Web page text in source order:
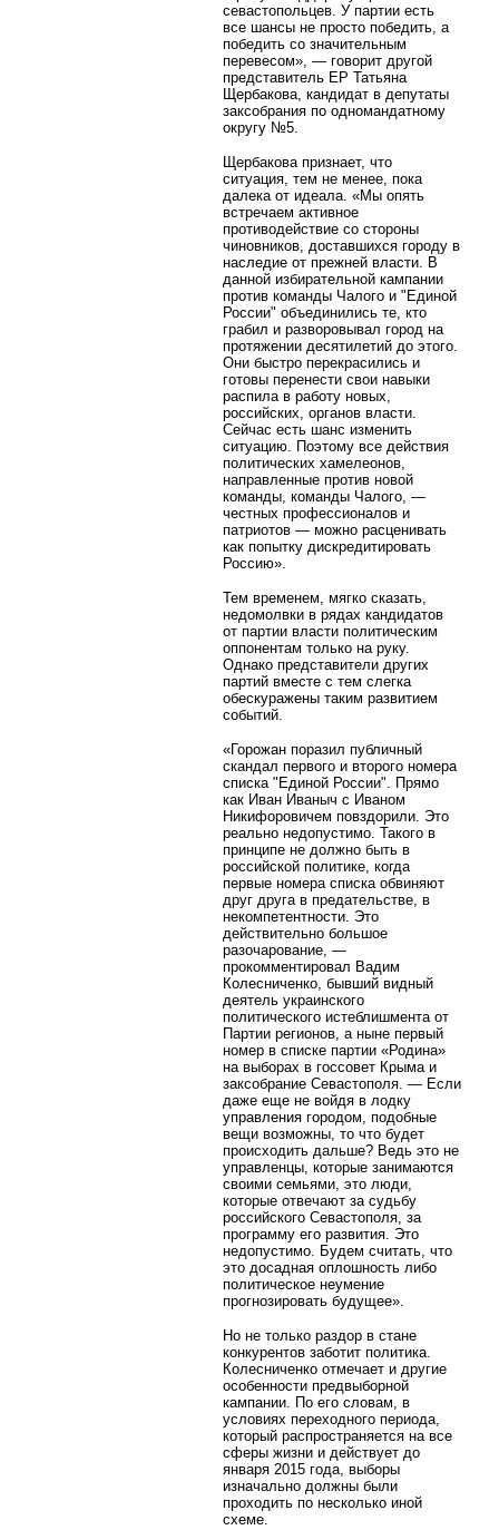
севастопольцев. У партии есть
все шансы не просто победить, а
победить со значительным
перевесом», — говорит другой
представитель ЕР Татьяна
Щербакова, кандидат в депутаты
заксобрания по одномандатному
округу №5.
Щербакова признает, что
ситуация, тем не менее, пока
далека от идеала. «Мы опять
встречаем активное
противодействие со стороны
чиновников, доставшихся городу в
наследие от прежней власти. В
данной избирательной кампании
против команды Чалого и "Единой
России" объединились те, кто
грабил и разворовывал город на
протяжении десятилетий до этого.
Они быстро перекрасились и
готовы перенести свои навыки
распила в работу новых,
российских, органов власти.
Сейчас есть шанс изменить
ситуацию. Поэтому все действия
политических хамелеонов,
направленные против новой
команды, команды Чалого, —
честных профессионалов и
патриотов — можно расценивать
как попытку дискредитировать
Россию».
Тем временем, мягко сказать,
недомолвки в рядах кандидатов
от партии власти политическим
оппонентам только на руку.
Однако представители других
партий вместе с тем слегка
обескуражены таким развитием
событий.
«Горожан поразил публичный
скандал первого и второго номера
списка "Единой России". Прямо
как Иван Иваныч с Иваном
Никифоровичем повздорили. Это
реально недопустимо. Такого в
принципе не должно быть в
российской политике, когда
первые номера списка обвиняют
друг друга в предательстве, в
некомпетентности. Это
действительно большое
разочарование, —
прокомментировал Вадим
Колесниченко, бывший видный
деятель украинского
политического истеблишмента от
Партии регионов, а ныне первый
номер в списке партии «Родина»
на выборах в госсовет Крыма и
заксобрание Севастополя. — Если
даже еще не войдя в лодку
управления городом, подобные
вещи возможны, то что будет
происходить дальше? Ведь это не
управленцы, которые занимаются
своими семьями, это люди,
которые отвечают за судьбу
российского Севастополя, за
программу его развития. Это
недопустимо. Будем считать, что
это досадная оплошность либо
политическое неумение
прогнозировать будущее».
Но не только раздор в стане
конкурентов заботит политика.
Колесниченко отмечает и другие
особенности предвыборной
кампании. По его словам, в
условиях переходного периода,
который распространяется на все
сферы жизни и действует до
января 2015 года, выборы
изначально должны были
проходить по несколько иной
схеме.